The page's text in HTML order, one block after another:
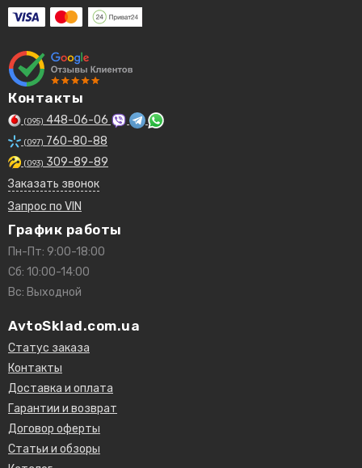
Контакты
(095) 448-06-06
(097) 760-80-88
(093) 309-89-89
Заказать звонок
Запрос по VIN
График работы
Пн-Пт: 9:00-18:00
Сб: 10:00-14:00
Вс: Выходной
AvtoSklad.com.ua
Статус заказа
Контакты
Доставка и оплата
Гарантии и возврат
Договор оферты
Статьи и обзоры